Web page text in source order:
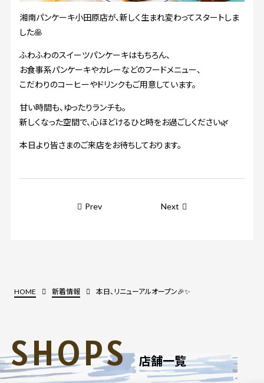
湘南パンケーキ小田原店が、新しく生まれ変わってスタートしま
した🥞
ふわふわのスイーツパンケーキはもちろん、
お食事系パンケーキやカレーなどのフードメニュー、
こだわりのコーヒーやドリンクもご用意しています。
甘い時間も、ゆったりランチも。
新しくなった空間で、心ほどけるひと時をお過ごしください🌿
本日より皆さまのご来店をお待ちしております。
Prev Next
HOME 新着情報 本日、リニューアルオープン🎉✨
SHOPS 店舗一覧